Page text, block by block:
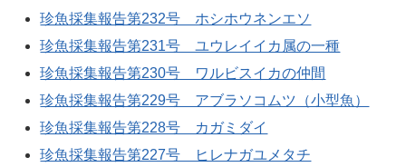
珍魚採集報告第232号 ホシホウネンエソ
珍魚採集報告第231号 ユウレイイカ属の一種
珍魚採集報告第230号 ワルビスイカの仲間
珍魚採集報告第229号 アブラソコムツ（小型魚）
珍魚採集報告第228号 カガミダイ
珍魚採集報告第227号 ヒレナガユメタチ